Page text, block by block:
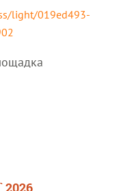
light/019ed493-
2026